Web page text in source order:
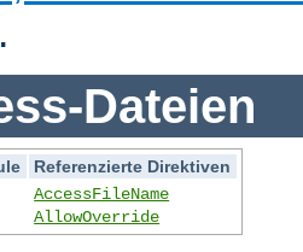
Dateien
Referenzierte Direktiven
AccessFileName
AllowOverride